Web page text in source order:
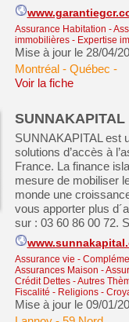
Assurance Habitation -
immobilières - Expertise
Mise à jour le 28/04/
Montréal - Québec -
Voir la fiche
SUNNAKAPITAL est
solutions d’accès à
France. La finance
mesure de mobiliser
monde une
vous apporter plus
sur : 03 60 86 00 72.
Assurance vie -
Assurances Maison -
Crédit Dettes-Autres
Fiscalité - Religions -
Mise à jour le 09/01/